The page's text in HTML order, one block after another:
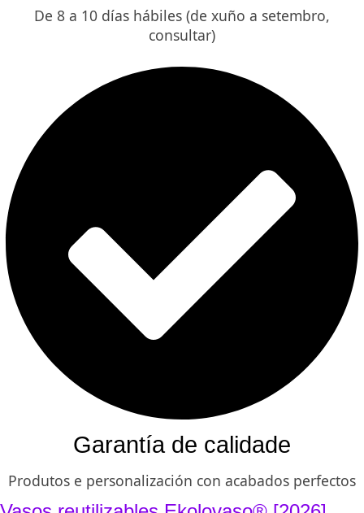
De 8 a 10 días hábiles (de xuño a setembro,
consultar)
Garantía de calidade
Produtos e personalización con acabados perfectos